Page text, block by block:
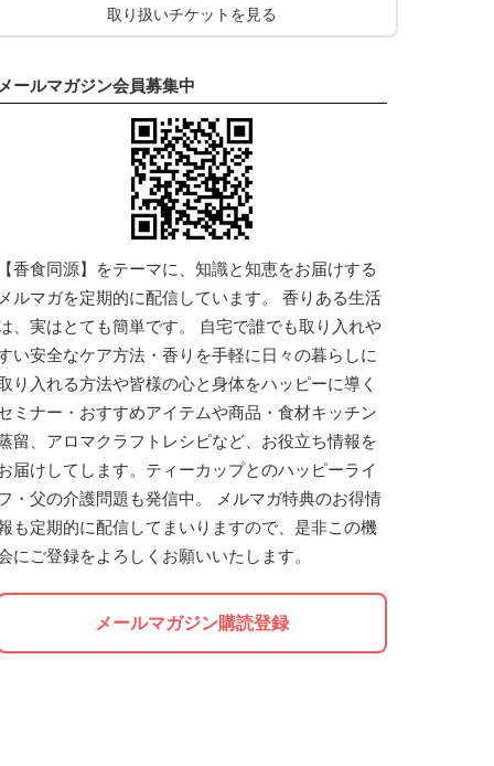
取り扱いチケットを見る
ールマガジン会員募集中
香食同源】をテーマに、知識と知恵をお届けする
ルマガを定期的に配信しています。 香りある生活
、実はとても簡単です。 自宅で誰でも取り入れや
い安全なケア方法・香りを手軽に日々の暮らしに
り入れる方法や皆様の心と身体をハッピーに導く
ミナー・おすすめアイテムや商品・食材キッチン
留、アロマクラフトレシピなど、お役立ち情報を
届けしてします。ティーカップとのハッピーライ
・父の介護問題も発信中。 メルマガ特典のお得情
も定期的に配信してまいりますので、是非この機
にご登録をよろしくお願いいたします。
メールマガジン購読登録